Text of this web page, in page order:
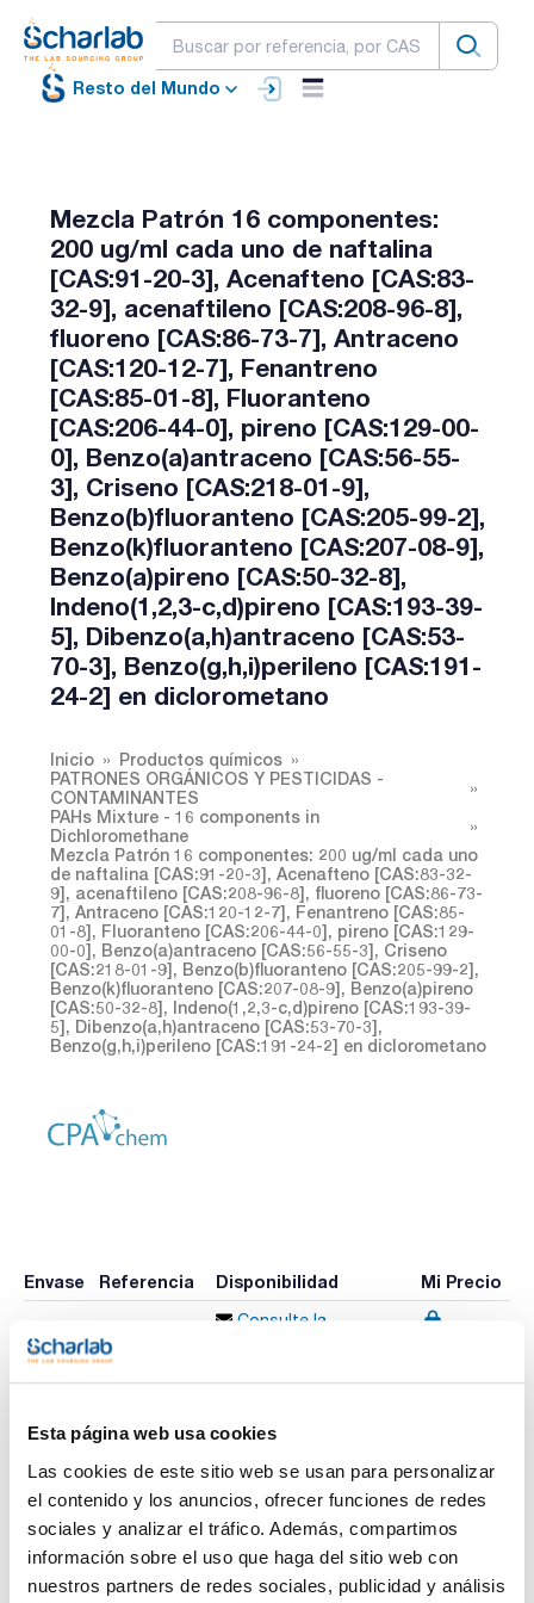
Esta página web usa cookies
Las cookies de este sitio web se usan para personalizar
el contenido y los anuncios, ofrecer funciones de redes
sociales y analizar el tráfico. Además, compartimos
información sobre el uso que haga del sitio web con
nuestros partners de redes sociales, publicidad y análisis
Resto del Mundo
Mezcla Patrón 16 componentes:
200 ug/ml cada uno de naftalina
[CAS:91-20-3], Acenafteno [CAS:83-
32-9], acenaftileno [CAS:208-96-8],
fluoreno [CAS:86-73-7], Antraceno
[CAS:120-12-7], Fenantreno
[CAS:85-01-8], Fluoranteno
[CAS:206-44-0], pireno [CAS:129-00-
0], Benzo(a)antraceno [CAS:56-55-
3], Criseno [CAS:218-01-9],
Benzo(b)fluoranteno [CAS:205-99-2],
Benzo(k)fluoranteno [CAS:207-08-9],
Benzo(a)pireno [CAS:50-32-8],
Indeno(1,2,3-c,d)pireno [CAS:193-39-
5], Dibenzo(a,h)antraceno [CAS:53-
70-3], Benzo(g,h,i)perileno [CAS:191-
24-2] en diclorometano
Inicio
Productos químicos
PATRONES ORGÁNICOS Y PESTICIDAS -
CONTAMINANTES
PAHs Mixture - 16 components in
Dichloromethane
Mezcla Patrón 16 componentes: 200 ug/ml cada uno
de naftalina [CAS:91-20-3], Acenafteno [CAS:83-32-
9], acenaftileno [CAS:208-96-8], fluoreno [CAS:86-73-
7], Antraceno [CAS:120-12-7], Fenantreno [CAS:85-
01-8], Fluoranteno [CAS:206-44-0], pireno [CAS:129-
00-0], Benzo(a)antraceno [CAS:56-55-3], Criseno
[CAS:218-01-9], Benzo(b)fluoranteno [CAS:205-99-2],
Benzo(k)fluoranteno [CAS:207-08-9], Benzo(a)pireno
[CAS:50-32-8], Indeno(1,2,3-c,d)pireno [CAS:193-39-
5], Dibenzo(a,h)antraceno [CAS:53-70-3],
Benzo(g,h,i)perileno [CAS:191-24-2] en diclorometano
Envase Referencia Disponibilidad Mi Precio
Consulte la
producto
Características
Disolvente : Dichloromethane
Envase : Ampoule
Volumen : 1 mL
Composition:
Ver más